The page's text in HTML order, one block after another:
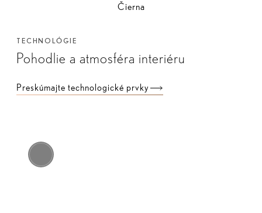
Čierna
TECHNOLÓGIE
Pohodlie a atmosféra interiéru
Preskúmajte technologické prvky